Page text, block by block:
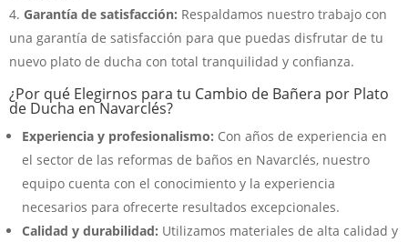
Garantía de satisfacción: Respaldamos nuestro trabajo con
una garantía de satisfacción para que puedas disfrutar de tu
nuevo plato de ducha con total tranquilidad y confianza.
¿Por qué Elegirnos para tu Cambio de Bañera por Plato
de Ducha en Navarclés?
Experiencia y profesionalismo: Con años de experiencia en
el sector de las reformas de baños en Navarclés, nuestro
equipo cuenta con el conocimiento y la experiencia
necesarios para ofrecerte resultados excepcionales.
Calidad y durabilidad: Utilizamos materiales de alta calidad y